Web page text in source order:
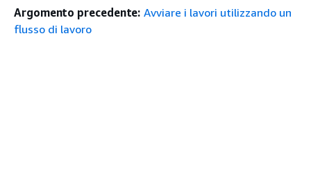
Argomento precedente: Avviare i lavori utilizzando un
flusso di lavoro